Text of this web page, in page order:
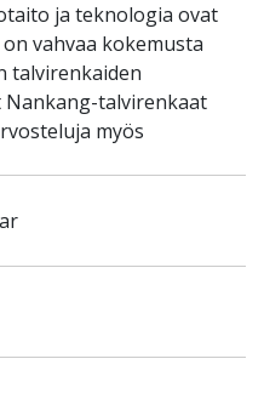
ja teknologia ovat
vahvaa kokemusta
talvirenkaiden
Nankang-talvirenkaat
myös